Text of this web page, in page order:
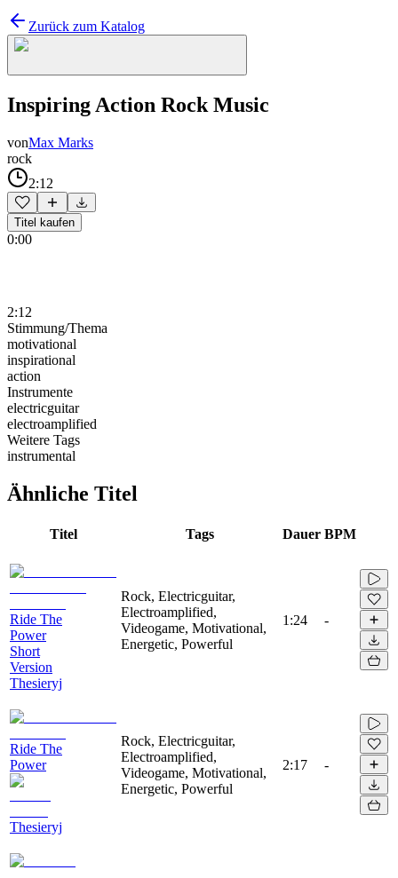
Zurück zum Katalog
Inspiring Action Rock Music
vonMax Marks
rock
2:12
Titel kaufen
0:00
2:12
Stimmung/Thema
motivational
inspirational
action
Instrumente
electricguitar
electroamplified
Weitere Tags
instrumental
Ähnliche Titel
Titel Tags Dauer BPM
Ride The
Power
Short
Version
Thesieryj
Rock, Electricguitar,
Electroamplified,
Videogame, Motivational,
Energetic, Powerful
1:24 -
Ride The
Power
Thesieryj
Rock, Electricguitar,
Electroamplified,
Videogame, Motivational,
Energetic, Powerful
2:17 -